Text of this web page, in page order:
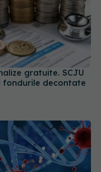
gratuite. SCJU
fondurile decontate